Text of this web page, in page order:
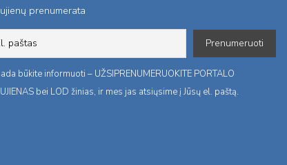
prenumerata
būkite informuoti – UŽSIPRENUMERUOKITE PORTALO
bei LOD žinias, ir mes jas atsiųsime į Jūsų el. paštą.